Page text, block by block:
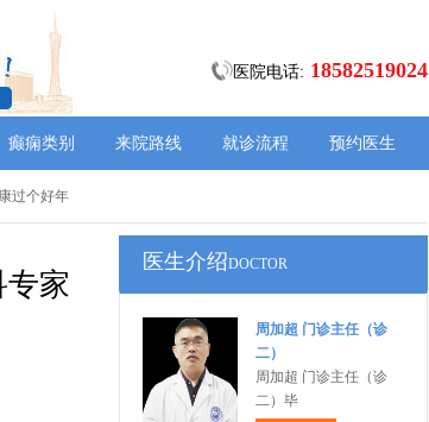
医院电话: 18582519024
癫痫类别 来院路线 就诊流程 预约医生
过个好年
专家
医生介绍DOCTOR
周加超 门诊主任（诊
二）
周加超 门诊主任（诊
二）毕